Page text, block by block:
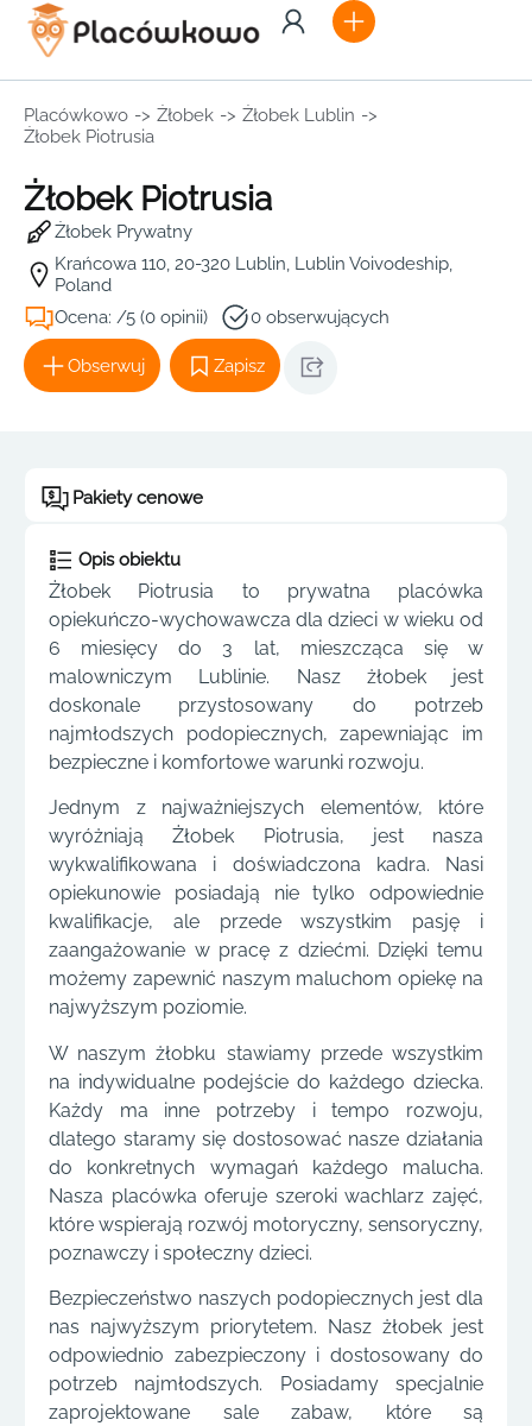
Placówkowo -> Żłobek -> Żłobek Lublin ->
Żłobek Piotrusia
Żłobek Piotrusia
Żłobek Prywatny
Krańcowa 110, 20-320 Lublin, Lublin Voivodeship,
Poland
Ocena: /5 (0 opinii)
0 obserwujących
Obserwuj Zapisz
Pakiety cenowe
Opis obiektu
Żłobek Piotrusia to prywatna placówka
opiekuńczo-wychowawcza dla dzieci w wieku od
6 miesięcy do 3 lat, mieszcząca się w
malowniczym Lublinie. Nasz żłobek jest
doskonale przystosowany do potrzeb
najmłodszych podopiecznych, zapewniając im
bezpieczne i komfortowe warunki rozwoju.
Jednym z najważniejszych elementów, które
wyróżniają Żłobek Piotrusia, jest nasza
wykwalifikowana i doświadczona kadra. Nasi
opiekunowie posiadają nie tylko odpowiednie
kwalifikacje, ale przede wszystkim pasję i
zaangażowanie w pracę z dziećmi. Dzięki temu
możemy zapewnić naszym maluchom opiekę na
najwyższym poziomie.
W naszym żłobku stawiamy przede wszystkim
na indywidualne podejście do każdego dziecka.
Każdy ma inne potrzeby i tempo rozwoju,
dlatego staramy się dostosować nasze działania
do konkretnych wymagań każdego malucha.
Nasza placówka oferuje szeroki wachlarz zajęć,
które wspierają rozwój motoryczny, sensoryczny,
poznawczy i społeczny dzieci.
Bezpieczeństwo naszych podopiecznych jest dla
nas najwyższym priorytetem. Nasz żłobek jest
odpowiednio zabezpieczony i dostosowany do
potrzeb najmłodszych. Posiadamy specjalnie
zaprojektowane sale zabaw, które są